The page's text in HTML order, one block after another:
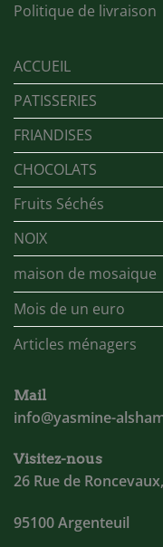
Politique de livraison
ACCUEIL
PATISSERIES
FRIANDISES
CHOCOLATS
Fruits Séchés
NOIX
maison de mosaique
Mois de un euro
Articles ménagers
Mail
info@yasmine-
Visitez-nous
26 Rue de Roncevaux,
95100 Argenteuil